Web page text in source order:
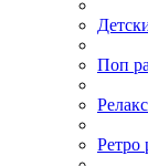
Поп
Ретро